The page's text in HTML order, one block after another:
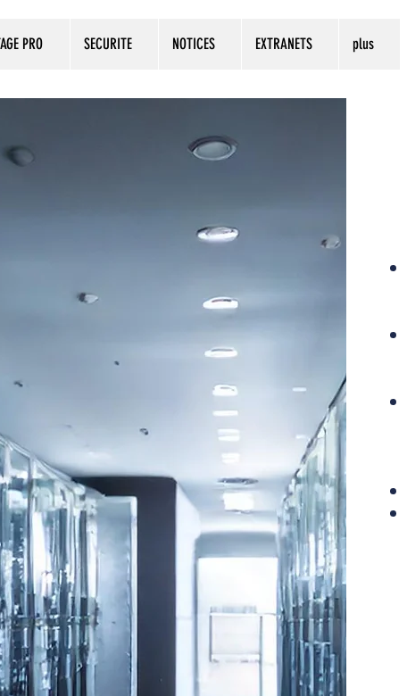
PRO SECURITE NOTICES EXTRANETS plus